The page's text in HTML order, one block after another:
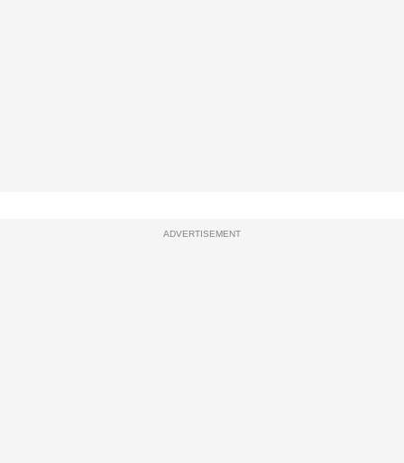
ADVERTISEMENT